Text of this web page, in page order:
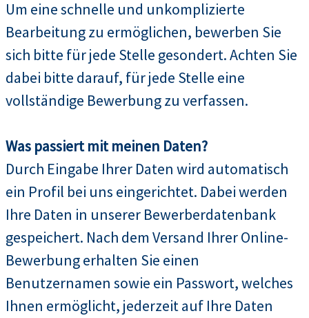
Um eine schnelle und unkomplizierte
Bearbeitung zu ermöglichen, bewerben Sie
sich bitte für jede Stelle gesondert. Achten Sie
dabei bitte darauf, für jede Stelle eine
vollständige Bewerbung zu verfassen.
Was passiert mit meinen Daten?
Durch Eingabe Ihrer Daten wird automatisch
ein Profil bei uns eingerichtet. Dabei werden
Ihre Daten in unserer Bewerberdatenbank
gespeichert. Nach dem Versand Ihrer Online-
Bewerbung erhalten Sie einen
Benutzernamen sowie ein Passwort, welches
Ihnen ermöglicht, jederzeit auf Ihre Daten